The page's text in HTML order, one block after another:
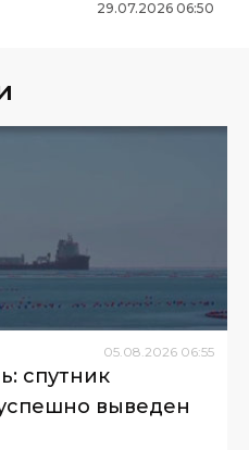
29.07.2026 06:50
05 08 2026 06:55
спутник
выведен